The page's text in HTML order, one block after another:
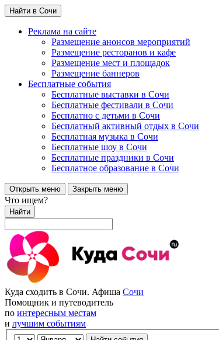
Найти в Сочи
Реклама на сайте
Размещение анонсов мероприятий
Размещение ресторанов и кафе
Размещение мест и площадок
Размещение баннеров
Бесплатные события
Бесплатные выставки в Сочи
Бесплатные фестивали в Сочи
Бесплатно с детьми в Сочи
Бесплатный активный отдых в Сочи
Бесплатная музыка в Сочи
Бесплатные шоу в Сочи
Бесплатные праздники в Сочи
Бесплатное образование в Сочи
Открыть меню Закрыть меню
Что ищем?
Найти
Куда сходить в Сочи. Афиша Сочи
Помощник и путеводитель
по интересным местам
и лучшим событиям